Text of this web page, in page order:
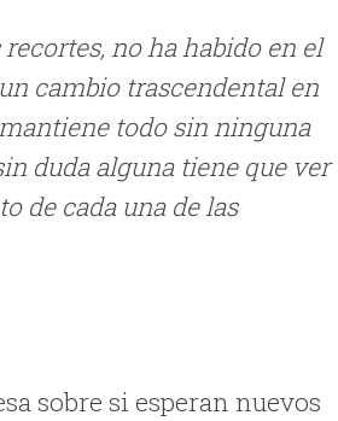
recortes, no ha habido en el
cambio trascendental en
todo sin ninguna
duda alguna tiene que ver
de cada una de las
sobre si esperan nuevos